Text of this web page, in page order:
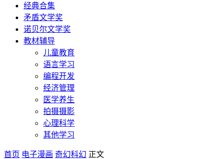
经典合集
矛盾文学奖
诺贝尔文学奖
教材辅导
儿童教育
语言学习
编程开发
经济管理
医学养生
拍摄摄影
心理科学
其他学习
首页 电子漫画 奇幻科幻 正文